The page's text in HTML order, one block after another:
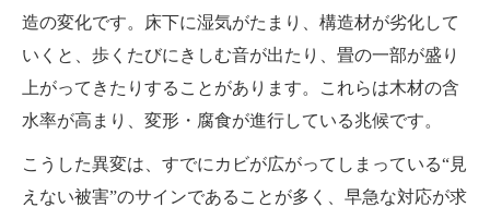
造の変化です。床下に湿気がたまり、構造材が劣化して
いくと、歩くたびにきしむ音が出たり、畳の一部が盛り
上がってきたりすることがあります。これらは木材の含
水率が高まり、変形・腐食が進行している兆候です。
こうした異変は、すでにカビが広がってしまっている“見
えない被害”のサインであることが多く、早急な対応が求